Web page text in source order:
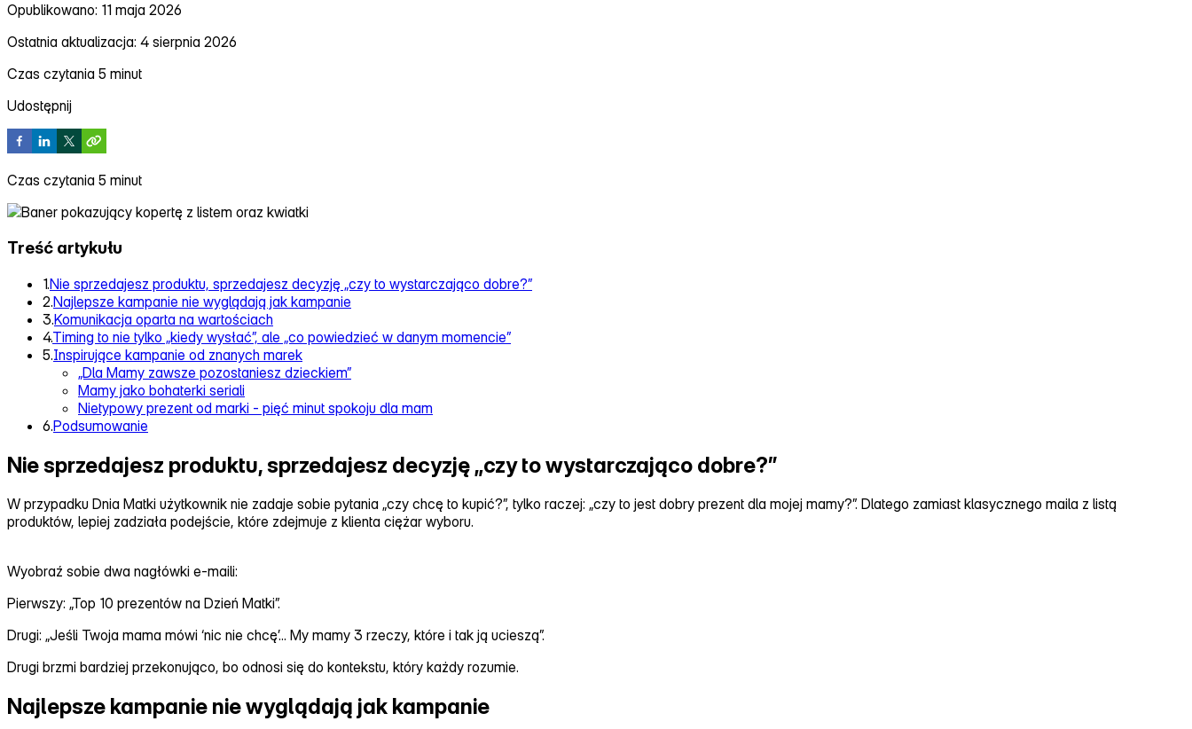
Opublikowano: 11 maja 2026
Ostatnia aktualizacja: 4 sierpnia 2026
Czas czytania 5 minut
Udostępnij
Czas czytania 5 minut
Treść artykułu
1.Nie sprzedajesz produktu, sprzedajesz decyzję „czy to wystarczająco dobre?”
2.Najlepsze kampanie nie wyglądają jak kampanie
3.Komunikacja oparta na wartościach
4.Timing to nie tylko „kiedy wysłać”, ale „co powiedzieć w danym momencie”
5.Inspirujące kampanie od znanych marek
„Dla Mamy zawsze pozostaniesz dzieckiem”
Mamy jako bohaterki seriali
Nietypowy prezent od marki - pięć minut spokoju dla mam
6.Podsumowanie
Nie sprzedajesz produktu, sprzedajesz decyzję „czy to wystarczająco dobre?”
W przypadku Dnia Matki użytkownik nie zadaje sobie pytania „czy chcę to kupić?”, tylko raczej: „czy to jest dobry prezent dla mojej mamy?”. Dlatego zamiast klasycznego maila z listą
produktów, lepiej zadziała podejście, które zdejmuje z klienta ciężar wyboru.
Wyobraź sobie dwa nagłówki e‑maili:
Pierwszy: „Top 10 prezentów na Dzień Matki”.
Drugi: „Jeśli Twoja mama mówi ‘nic nie chcę’... My mamy 3 rzeczy, które i tak ją ucieszą”.
Drugi brzmi bardziej przekonująco, bo odnosi się do kontekstu, który każdy rozumie.
Najlepsze kampanie nie wyglądają jak kampanie